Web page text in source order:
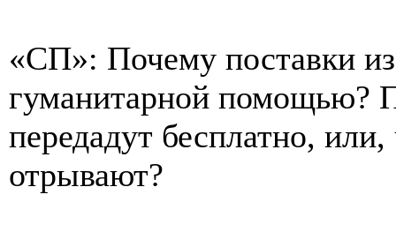
«СП»: Почему поставки
гуманитарной помощью?
передадут бесплатно,
отрывают?